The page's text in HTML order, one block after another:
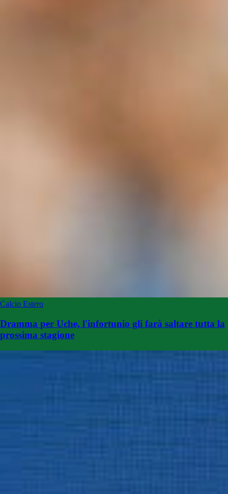
Calcio Estero
Dramma per Uche, l'infortunio gli farà saltare tutta la
prossima stagione